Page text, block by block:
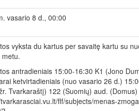
vasario 8 d., 00:00
vyksta du kartus per savaitę kartu su
antradieniais 15:00-16:30 K1 (Jono
ketvirtadieniais (nuo vasario 26 d.)
Tvarkaraštį) 122 (Suomių) aud. (Domus)
flf/subjects/menas-